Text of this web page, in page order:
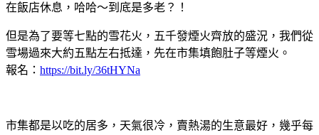
在飯店休息，哈哈～到底是多老？！
但是為了要等七點的雪花火，五千發煙火齊放的盛況，我們從
雪場過來大約五點左右抵達，先在市集填飽肚子等煙火。
報名： https://bit.ly/36tHYNa
市集都是以吃的居多，天氣很冷，賣熱湯的生意最好，幾乎每